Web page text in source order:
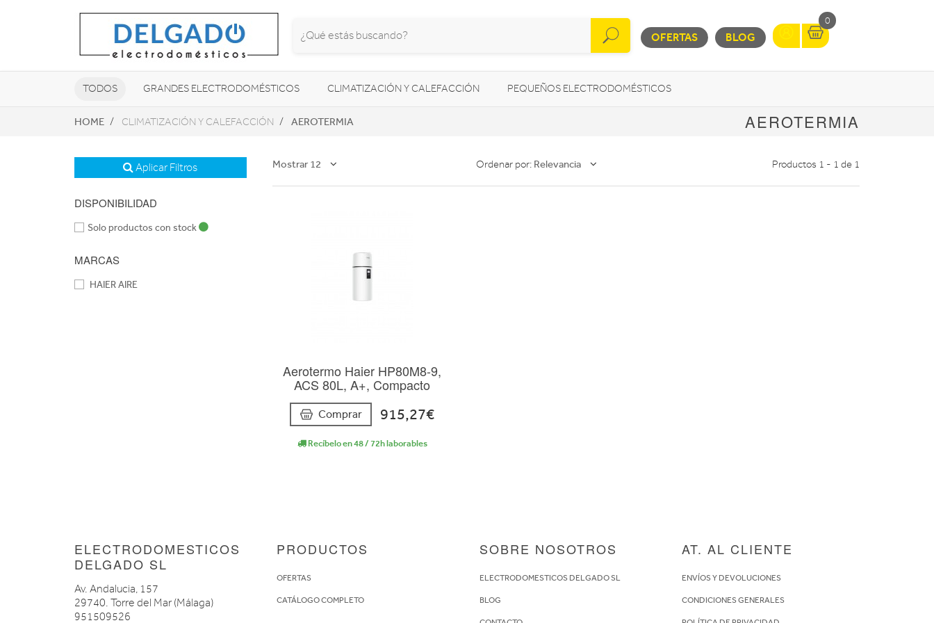
OFERTAS BLOG
0
TODOS GRANDES ELECTRODOMÉSTICOS CLIMATIZACIÓN Y CALEFACCIÓN PEQUEÑOS ELECTRODOMÉSTICOS
TELEVISORES Y REPRODUCTORES SONIDO / AUDIO MOVILIDAD URBANA
NAVEGADORES GPS CONSOLAS HIGIENE Y SALUD ENERGÍA
HOME CLIMATIZACIÓN Y CALEFACCIÓN AEROTERMIA AEROTERMIA
Aplicar Filtros
DISPONIBILIDAD
Solo productos con stock
MARCAS
HAIER AIRE
Mostrar 12 Ordenar por: Relevancia Productos 1 - 1 de 1
Aerotermo Haier HP80M8-9,
ACS 80L, A+, Compacto
Comprar 915,27€
Recíbelo en 48 / 72h laborables
ELECTRODOMESTICOS
DELGADO SL
Av. Andalucia, 157
29740. Torre del Mar (Málaga)
951509526
PRODUCTOS
OFERTAS
CATÁLOGO COMPLETO
SOBRE NOSOTROS
ELECTRODOMESTICOS DELGADO SL
BLOG
AT. AL CLIENTE
ENVÍOS Y DEVOLUCIONES
CONDICIONES GENERALES